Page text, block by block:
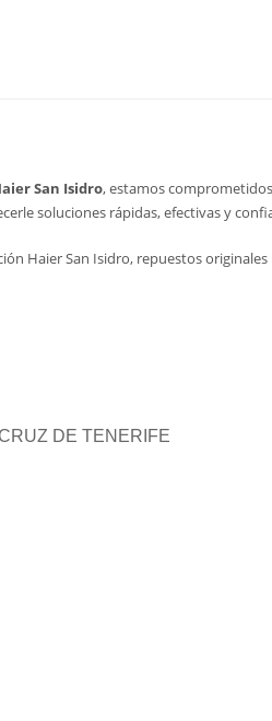
San Isidro, estamos
soluciones rápidas, efectivas y
Haier San Isidro, repuestos
DE TENERIFE